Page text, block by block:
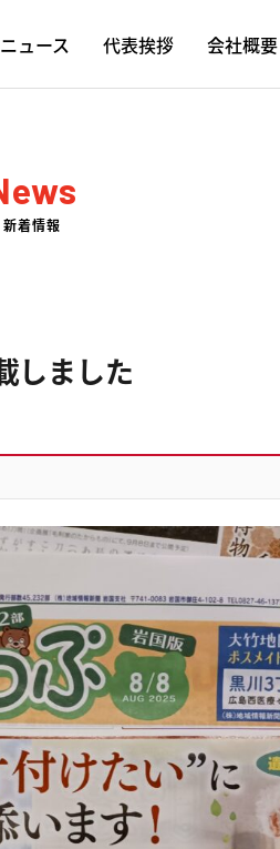
ニュース 代表挨拶 会社概要
新着情報
しました